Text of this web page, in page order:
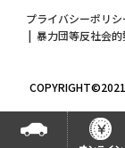
プライバシーポリシ
| 暴力団等反社会